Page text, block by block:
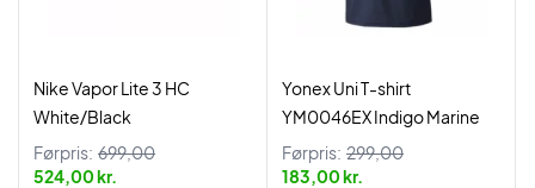
Nike Vapor Lite 3 HC
White/Black
Førpris: 699,00
524,00 kr.
Yonex Uni T-shirt
YM0046EX Indigo Marine
Førpris: 299,00
183,00 kr.